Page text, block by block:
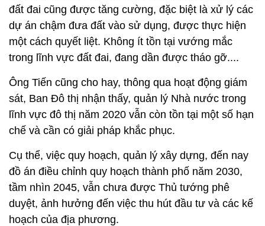
đất đai cũng được tăng cường, đặc biệt là xử lý các
dự án chậm đưa đất vào sử dụng, được thực hiện
một cách quyết liệt. Không ít tồn tại vướng mắc
trong lĩnh vực đất đai, đang dần được tháo gỡ....
Ông Tiến cũng cho hay, thông qua hoạt động giám
sát, Ban Đô thị nhận thấy, quản lý Nhà nước trong
lĩnh vực đô thị năm 2020 vẫn còn tồn tại một số hạn
chế và cần có giải pháp khắc phục.
Cụ thể, việc quy hoạch, quản lý xây dựng, đến nay
đồ án điều chỉnh quy hoạch thành phố năm 2030,
tầm nhìn 2045, vẫn chưa được Thủ tướng phê
duyệt, ảnh hưởng đến việc thu hút đầu tư và các kế
hoạch của địa phương.